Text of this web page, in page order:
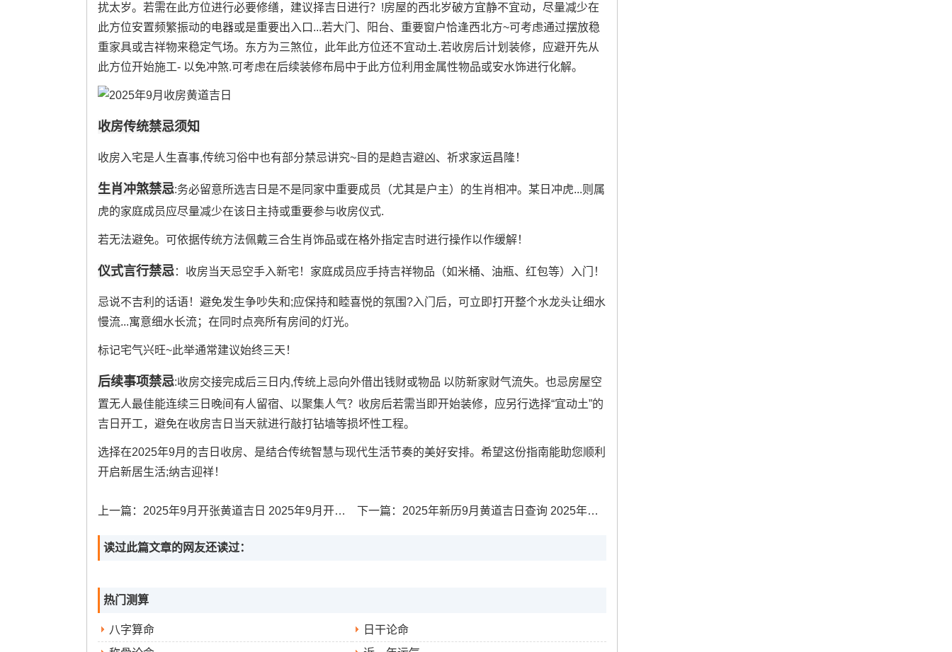
扰太岁。若需在此方位进行必要修缮，建议择吉日进行？!房屋的西北岁破方宜静不宜动，尽量减少在
此方位安置频繁振动的电器或是重要出入口...若大门、阳台、重要窗户恰逢西北方~可考虑通过摆放稳
重家具或吉祥物来稳定气场。东方为三煞位，此年此方位还不宜动土.若收房后计划装修，应避开先从
此方位开始施工- 以免冲煞.可考虑在后续装修布局中于此方位利用金属性物品或安水饰进行化解。
收房传统禁忌须知
收房入宅是人生喜事,传统习俗中也有部分禁忌讲究~目的是趋吉避凶、祈求家运昌隆！
生肖冲煞禁忌:务必留意所选吉日是不是同家中重要成员（尤其是户主）的生肖相冲。某日冲虎...则属
虎的家庭成员应尽量减少在该日主持或重要参与收房仪式.
若无法避免。可依据传统方法佩戴三合生肖饰品或在格外指定吉时进行操作以作缓解！
仪式言行禁忌：收房当天忌空手入新宅！家庭成员应手持吉祥物品（如米桶、油瓶、红包等）入门！
忌说不吉利的话语！避免发生争吵失和;应保持和睦喜悦的氛围?入门后，可立即打开整个水龙头让细水
慢流...寓意细水长流；在同时点亮所有房间的灯光。
标记宅气兴旺~此举通常建议始终三天！
后续事项禁忌:收房交接完成后三日内,传统上忌向外借出钱财或物品 以防新家财气流失。也忌房屋空
置无人最佳能连续三日晚间有人留宿、以聚集人气？收房后若需当即开始装修，应另行选择“宜动土”的
吉日开工，避免在收房吉日当天就进行敲打钻墙等损坏性工程。
选择在2025年9月的吉日收房、是结合传统智慧与现代生活节奏的美好安排。希望这份指南能助您顺利
开启新居生活;纳吉迎祥！
上一篇： 2025年9月开张黄道吉日 2025年9月开业黄道吉日的时辰选择 下一篇： 2025年新历9月黄道吉日查询 2025年新历9月吉日
读过此篇文章的网友还读过：
热门测算
八字算命
日干论命